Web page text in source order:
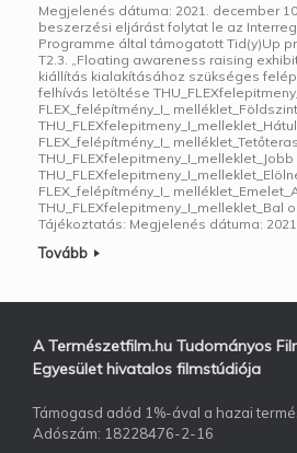
Megjelenés dátuma: 2021. december
beszerzési eljárást folytat le az
Programme által támogatott Tid(y)Up
T2.3. „Floating awareness raising
kiállítás kialakításához szükséges
felhívás letöltése
FLEX_felépítmény_I_
FLEX_felépítmény_I_
FLEX_felépítmény_I_
THU_FLEXfelepitmeny_I_melleklet_Bal
Tájékoztatás: Megjelenés dátuma:
Tovább
A Természetfilm.hu Tudományos
Egyesület hivatalos filmstúdiója
Támogasd adód 1%-ával a hazai
Adószám: 18228476-2-16